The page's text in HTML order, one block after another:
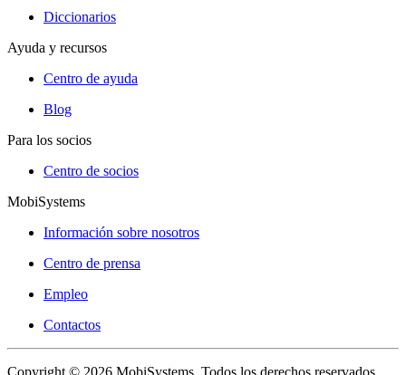
Diccionarios
Ayuda y recursos
Centro de ayuda
Blog
Para los socios
Centro de socios
MobiSystems
Información sobre nosotros
Centro de prensa
Empleo
Contactos
Copyright © 2026 MobiSystems. Todos los derechos reservados.